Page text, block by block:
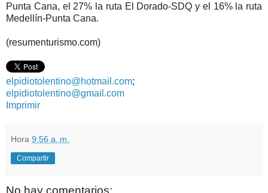
Punta Cana, el 27% la ruta El Dorado-SDQ y el 16% la ruta
Medellín-Punta Cana.
(resumenturismo.com)
elpidiotolentino@hotmail.com;
elpidiotolentino@gmail.com
Imprimir
Hora 9:56 a. m.
Compartir
No hay comentarios: